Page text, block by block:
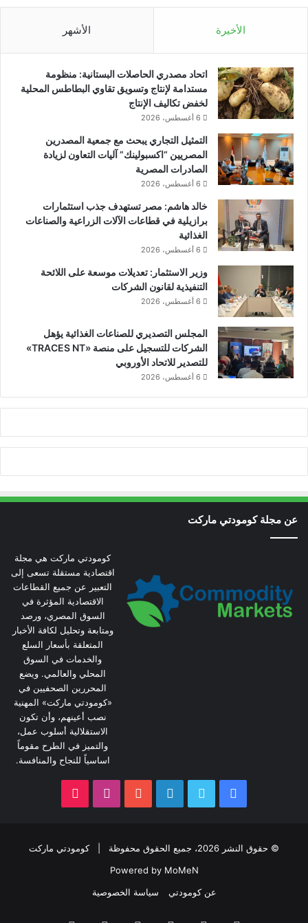
الأخيرة الأشهر
اتحاد مصدري الحاصلات البستانية: منظومة
مستدامة لإنتاج وتسويق تقاوي البطاطس المحلية
لخفض تكاليف الإنتاج
6 أغسطس، 2026
التمثيل التجاري يبحث مع جمعية المصدرين
المصريين “اكسبولينك” آليات التعاون لزيادة
الصادرات المصرية
6 أغسطس، 2026
خالد هاشم: مصر تستهدف جذب استثمارات
برازيلية في قطاعات الآلات الزراعية والصناعات
الغذائية
6 أغسطس، 2026
وزير الاستثمار: تعديلات موسعة على اللائحة
التنفيذية لقانون الشركات
6 أغسطس، 2026
المجلس التصديري للصناعات الغذائية يؤهل
الشركات للتسجيل على منصة «TRACES NT»
للتصدير للاتحاد الأوروبي
6 أغسطس، 2026
عن مجلة كومودتي ماركت
كومودتي ماركت هي مجلة
اقتصادية مستقلة تسعى إلى
التعبير عن جميع القطاعات
الاقتصادية المؤثرة في
السوق المصري، ورصد
ومتابعة وتحليل لكافة الأخبار
المتعلقة بأسعار السلع
والخدمات في السوق
المحلي والعالمي. ويضع
المحررين الصحفيين في
«كومودتي ماركت» المهنية
نصب أعينهم، وأن تكون
الاستقلالية أسلوب عمل،
والتميز في الطرح مقوماً
اساسياً للنجاح والمنافسة.
فيسبوك لينكدإن يوتيوب انستقرام
© حقوق النشر 2026، جميع الحقوق محفوظة |
كومودتي ماركت
Powered by MoMeN
عن كومودتي
سياسة الخصوصية